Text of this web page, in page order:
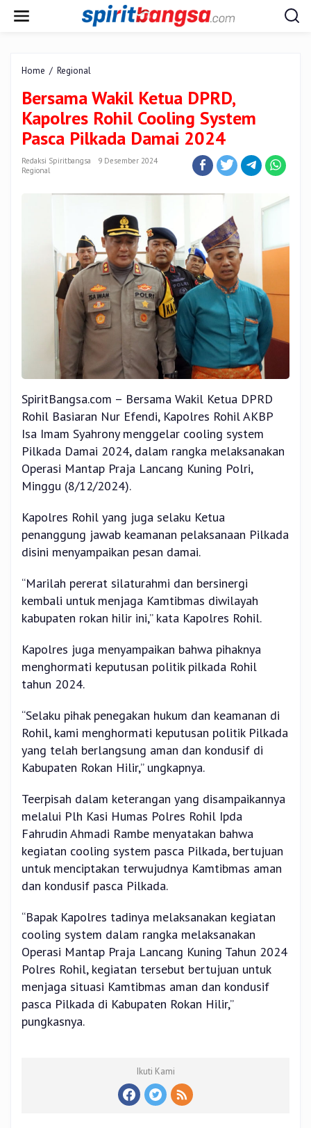
Home / Regional
Ketua
DPRD,
Kapolres
Rohil
System
2024
Bersama Wakil Ketua DPRD,
Kapolres Rohil Cooling System
Pasca Pilkada Damai 2024
Redaksi Spiritbangsa
9 Desember 2024
Regional
SpiritBangsa.com – Bersama Wakil Ketua DPRD
Rohil Basiaran Nur Efendi, Kapolres Rohil AKBP
Isa Imam Syahrony menggelar cooling system
Pilkada Damai 2024, dalam rangka melaksanakan
Operasi Mantap Praja Lancang Kuning Polri,
Minggu (8/12/2024).
Kapolres Rohil yang juga selaku Ketua
penanggung jawab keamanan pelaksanaan Pilkada
disini menyampaikan pesan damai.
“Marilah pererat silaturahmi dan bersinergi
kembali untuk menjaga Kamtibmas diwilayah
kabupaten rokan hilir ini,” kata Kapolres Rohil.
Kapolres juga menyampaikan bahwa pihaknya
menghormati keputusan politik pilkada Rohil
tahun 2024.
“Selaku pihak penegakan hukum dan keamanan di
Rohil, kami menghormati keputusan politik Pilkada
yang telah berlangsung aman dan kondusif di
Kabupaten Rokan Hilir,” ungkapnya.
Teerpisah dalam keterangan yang disampaikannya
melalui Plh Kasi Humas Polres Rohil Ipda
Fahrudin Ahmadi Rambe menyatakan bahwa
kegiatan cooling system pasca Pilkada, bertujuan
untuk menciptakan terwujudnya Kamtibmas aman
dan kondusif pasca Pilkada.
“Bapak Kapolres tadinya melaksanakan kegiatan
cooling system dalam rangka melaksanakan
Operasi Mantap Praja Lancang Kuning Tahun 2024
Polres Rohil, kegiatan tersebut bertujuan untuk
menjaga situasi Kamtibmas aman dan kondusif
pasca Pilkada di Kabupaten Rokan Hilir,”
pungkasnya.
Ikuti Kami